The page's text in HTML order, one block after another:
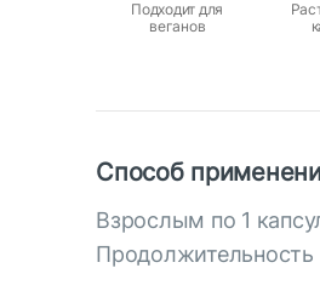
Подходит для
веганов
Способ
Взрослым по 1